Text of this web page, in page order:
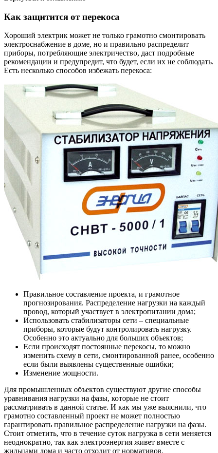
Как защитится от перекоса
Хороший электрик может не только грамотно смонтировать
электроснабжение в доме, но и правильно распределит
приборы, потребляющие электричество, даст подробные
рекомендации и предупредит, что будет, если их не соблюдать.
Есть несколько способов избежать перекоса:
Правильное составление проекта, и грамотное
прогнозирования. Распределение нагрузки на каждый
провод, который участвует в электропитании дома;
Использовать стабилизаторы сети – специальные
приборы, которые будут контролировать нагрузку.
Особенно это актуально для больших объектов;
Если происходят постоянные перекосы, то можно
изменить схему в сети, смонтированной ранее, особенно
если были выявлены существенные ошибки;
Изменение мощности.
Для промышленных объектов существуют другие способы
уравнивания нагрузки на фазы, которые не стоит
рассматривать в данной статье. И как мы уже выяснили, что
грамотно составленный проект не может полностью
гарантировать правильное распределение нагрузки на фазы.
Стоит отметить, что в течение суток нагрузка в сети меняется
неоднократно, так как электроэнергия живет вместе с
жильцами дома и часто отходит от нормативов.